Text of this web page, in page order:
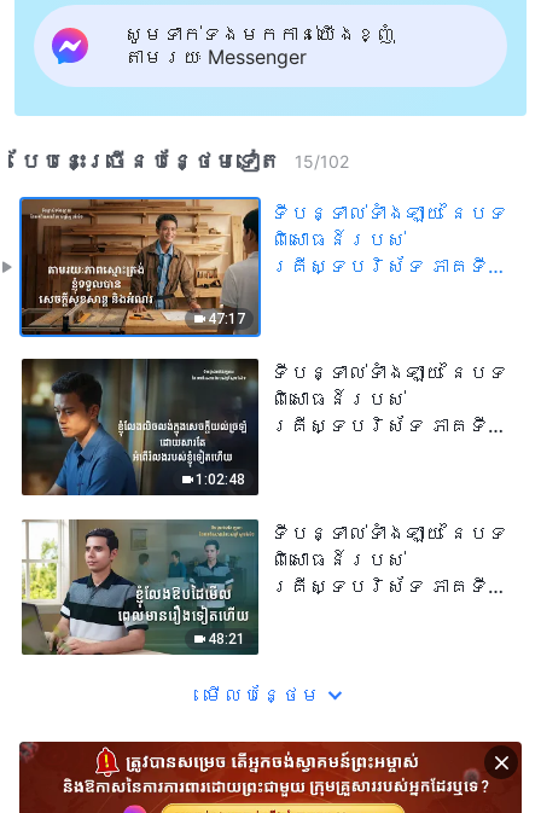
សូមទាក់ទងមកកាន់យើងខ្ញុំ
តាមរយៈ Messenger
បែបនេះ​ច្រើនបន្ថែម​ទៀត​ 15/102
47:17
ទីបន្ទាល់ទាំងឡាយ នៃបទ
ពិសោធន៍របស់
គ្រីស្ទបរិស័ទ ភាគទី
អំណរ
1:02:48
ទីបន្ទាល់ទាំងឡាយ នៃបទ
ពិសោធន៍របស់
គ្រីស្ទបរិស័ទ ភាគទី
របស់ខ្ញុំទៀតហើយ
48:21
ទីបន្ទាល់ទាំងឡាយ នៃបទ
ពិសោធន៍របស់
គ្រីស្ទបរិស័ទ ភាគទី
មើល​​បន្ថែម​